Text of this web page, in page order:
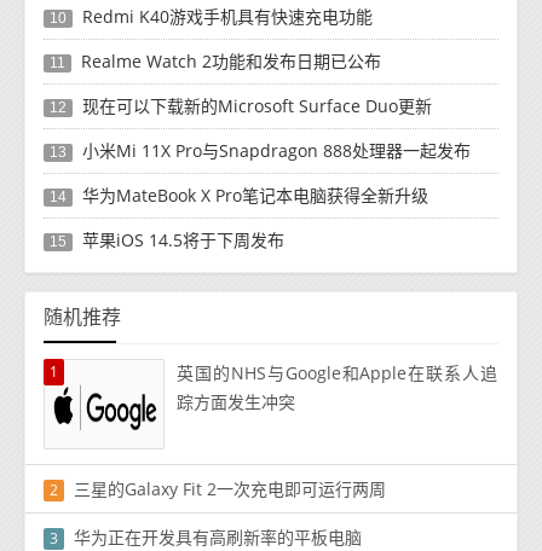
10 Redmi K40游戏手机具有快速充电功能
11 Realme Watch 2功能和发布日期已公布
12 现在可以下载新的Microsoft Surface Duo更新
13 小米Mi 11X Pro与Snapdragon 888处理器一起发布
14 华为MateBook X Pro笔记本电脑获得全新升级
15 苹果iOS 14.5将于下周发布
随机推荐
1
英国的NHS与Google和Apple在联系人追
踪方面发生冲突
2 三星的Galaxy Fit 2一次充电即可运行两周
3 华为正在开发具有高刷新率的平板电脑